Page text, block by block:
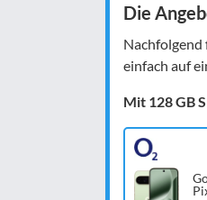
Die
Nachfolgend
einfach auf
Mit 128 GB